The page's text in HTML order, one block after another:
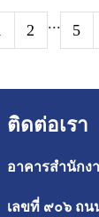
2 ... 5
ติดต่อเรา
อาคารสำนักง
เลขที่ ๙๐๖ ถน